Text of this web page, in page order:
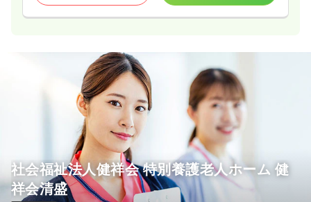
社会福祉法人健祥会 特別養護老人ホーム 健
祥会清盛